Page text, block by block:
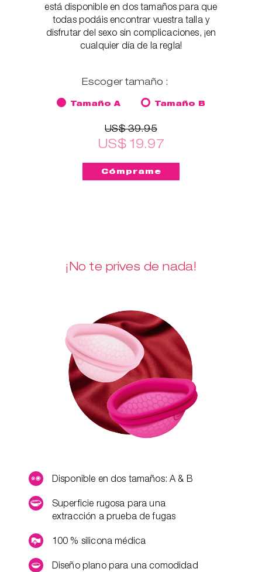
está disponible en dos tamaños para que
todas podáis encontrar vuestra talla y
disfrutar del sexo sin complicaciones, ¡en
cualquier día de la regla!
Escoger tamaño :
Tamaño A Tamaño B
US$ 39.95
US$ 19.97
¡No te prives de nada!
Disponible en dos tamaños: A & B
Superficie rugosa para una
extracción a prueba de fugas
100 % silicona médica
Diseño plano para una comodidad